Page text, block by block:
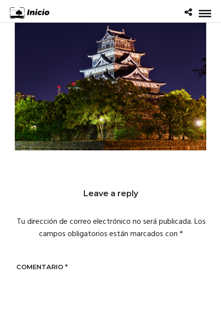
Leave a reply
Tu dirección de correo electrónico no será publicada.Los
campos obligatorios están marcados con*
COMENTARIO *